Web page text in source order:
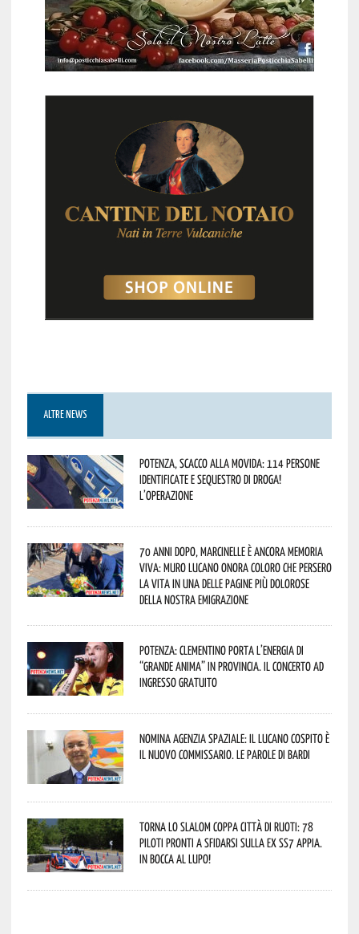
ALTRE NEWS
Potenza, scacco alla movida: 114 persone
identificate e sequestro di droga!
L’operazione
70 anni dopo, Marcinelle è ancora memoria
viva: Muro Lucano onora coloro che persero
la vita in una delle pagine più dolorose
della nostra emigrazione
Potenza: Clementino porta l’energia di
“Grande Anima” in provincia. Il concerto ad
ingresso gratuito
Nomina Agenzia Spaziale: il lucano Cospito è
il nuovo commissario. Le parole di Bardi
Torna lo Slalom Coppa Città di Ruoti: 78
piloti pronti a sfidarsi sulla ex SS7 Appia.
In bocca al lupo!